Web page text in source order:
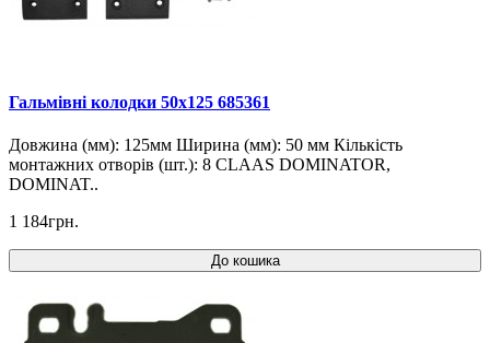
Гальмівні колодки 50x125 685361
Довжина (мм): 125мм Ширина (мм): 50 мм Кількість
монтажних отворів (шт.): 8 CLAAS DOMINATOR,
DOMINAT..
1 184грн.
До кошика